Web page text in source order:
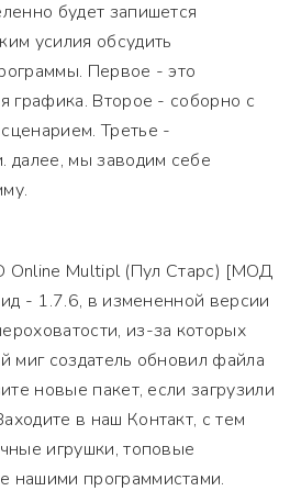
будет запишется
усилия обсудить
Первое - это
графика. Второе - соборно с
Третье -
далее, мы заводим себе
Online Multipl (Пул Старс) [МОД
- 1.7.6, в измененной версии
из-за которых
миг создатель обновил файла
новые пакет, если загрузили
в наш Контакт, с тем
игрушки, топовые
нашими программистами.